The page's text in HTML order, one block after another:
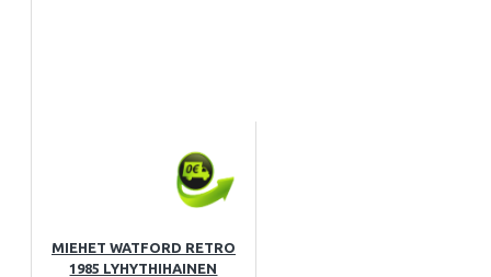
MIEHET WATFORD RETRO
1985 LYHYTHIHAINEN